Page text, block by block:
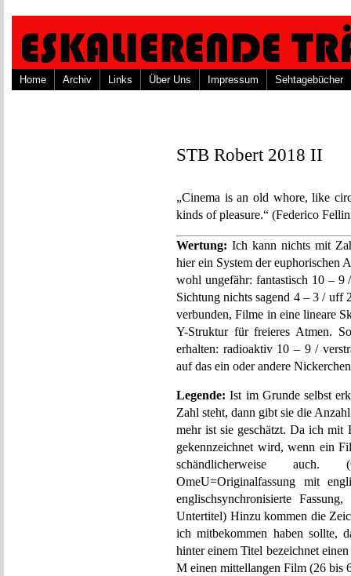
Home Archiv Links Über Uns Impressum Sehtagebücher
STB Robert 2018 II
„Cinema is an old whore, like
kinds of pleasure.“ (Federico
Wertung:Ich kann nichts mit
hier ein System der euphorischen
wohl ungefähr: fantastisch 10 –
Sichtung nichts sagend 4 – 3 / uff
verbunden, Filme in eine lineare
Y-Struktur für freieres Atmen.
erhalten: radioaktiv 10 – 9 /
auf das ein oder andere
Legende: Ist im Grunde selbst
Zahl steht, dann gibt sie die
mehr ist sie geschätzt. Da ich mit
gekennzeichnet wird, wenn ein
schändlicherweise auch.
OmeU=Originalfassung mit
englischsynchronisierte
Untertitel) Hinzu kommen die
ich mitbekommen haben sollte,
hinter einem Titel bezeichnet
M einen mittellangen Film (26 bis